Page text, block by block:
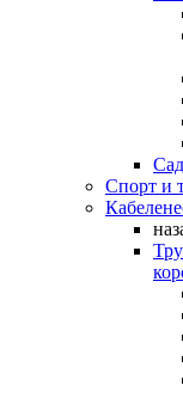
Спорт и